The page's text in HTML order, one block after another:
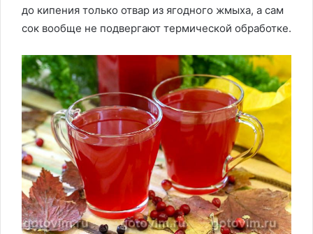
до кипения только отвар из ягодного жмыха, а сам
сок вообще не подвергают термической обработке.